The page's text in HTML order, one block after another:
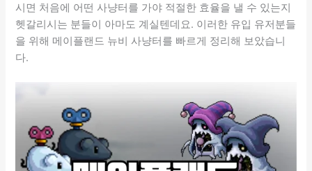
시면 처음에 어떤 사냥터를 가야 적절한 효율을 낼 수 있는지
헷갈리시는 분들이 아마도 계실텐데요. 이러한 유입 유저분들
을 위해 메이플랜드 뉴비 사냥터를 빠르게 정리해 보았습니
다.